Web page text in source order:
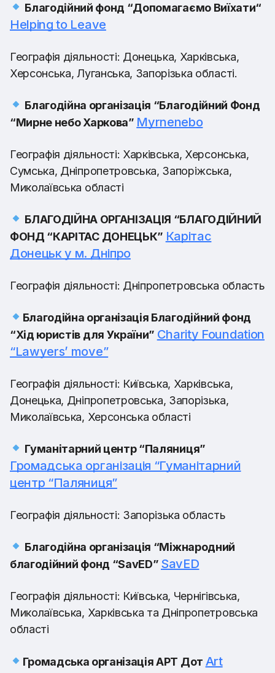
Благодійний фонд “Допомагаємо Виїхати“
Helping to Leave
Географія діяльності: Донецька, Харківська,
Херсонська, Луганська, Запорізька області.
Благодійна організація “Благодійний Фонд
“Мирне небо Харкова” Myrnenebo
Географія діяльності: Харківська, Херсонська,
Сумська, Дніпропетровська, Запоріжська,
Миколаївська області
БЛАГОДІЙНА ОРГАНІЗАЦІЯ “БЛАГОДІЙНИЙ
ФОНД “КАРІТАС ДОНЕЦЬК” Карітас
Донецьк у м. Дніпро
Географія діяльності: Дніпропетровська область
Благодійна організація Благодійний фонд
“Хід юристів для України” Charity Foundation
“Lawyers’ move”
Географія діяльності: Київська, Харківська,
Донецька, Дніпропетровська, Запорізька,
Миколаївська, Херсонська області
Гуманітарний центр “Паляниця”
Громадська організація “Гуманітарний
центр “Паляниця”
Географія діяльності: Запорізька область
Благодійна організація “Міжнародний
благодійний фонд “SavED” SavED
Географія діяльності: Київська, Чернігівська,
Миколаївська, Харківська та Дніпропетровська
області
Громадська організація АРТ Дот Art